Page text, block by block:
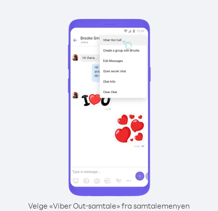
Velge «Viber Out-samtale» fra samtalemenyen